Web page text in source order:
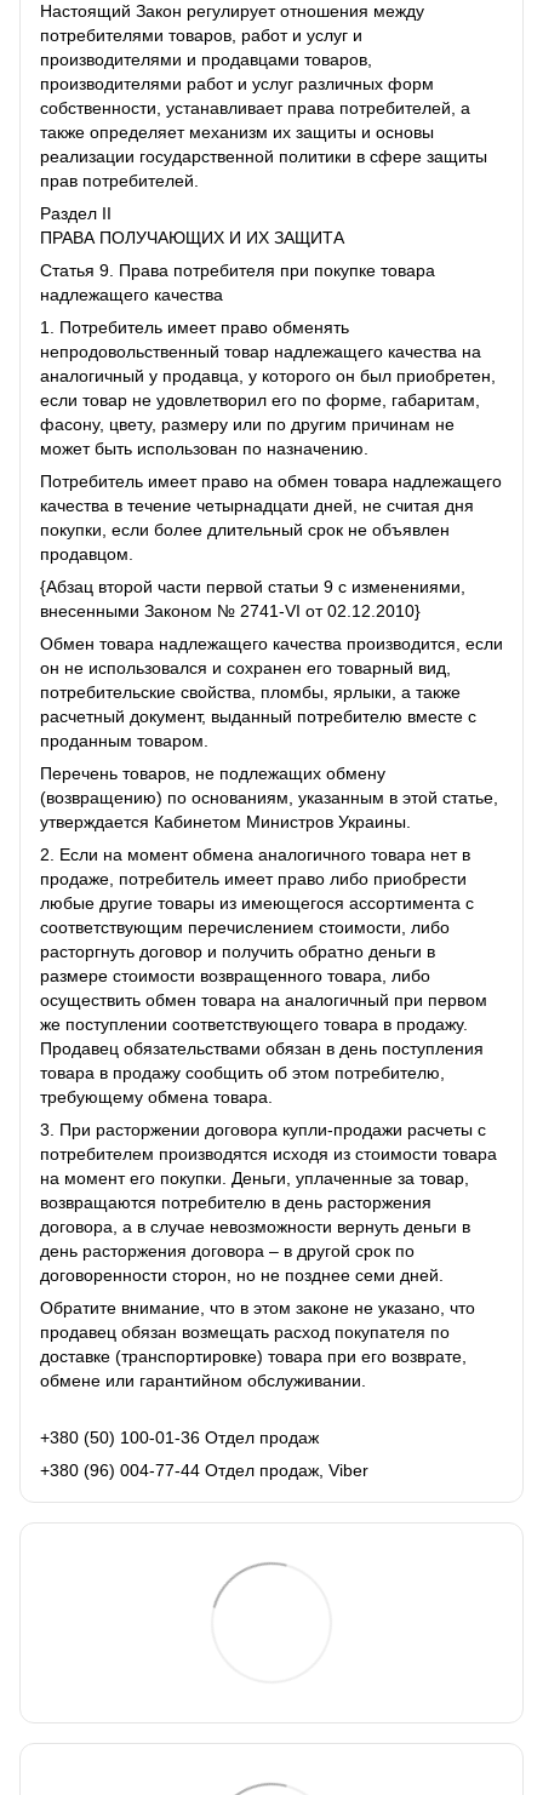
Настоящий Закон регулирует отношения между
потребителями товаров, работ и услуг и
производителями и продавцами товаров,
производителями работ и услуг различных форм
собственности, устанавливает права потребителей, а
также определяет механизм их защиты и основы
реализации государственной политики в сфере защиты
прав потребителей.
Раздел II
ПРАВА ПОЛУЧАЮЩИХ И ИХ ЗАЩИТА
Статья 9. Права потребителя при покупке товара
надлежащего качества
1. Потребитель имеет право обменять
непродовольственный товар надлежащего качества на
аналогичный у продавца, у которого он был приобретен,
если товар не удовлетворил его по форме, габаритам,
фасону, цвету, размеру или по другим причинам не
может быть использован по назначению.
Потребитель имеет право на обмен товара надлежащего
качества в течение четырнадцати дней, не считая дня
покупки, если более длительный срок не объявлен
продавцом.
{Абзац второй части первой статьи 9 с изменениями,
внесенными Законом № 2741-VI от 02.12.2010}
Обмен товара надлежащего качества производится, если
он не использовался и сохранен его товарный вид,
потребительские свойства, пломбы, ярлыки, а также
расчетный документ, выданный потребителю вместе с
проданным товаром.
Перечень товаров, не подлежащих обмену
(возвращению) по основаниям, указанным в этой статье,
утверждается Кабинетом Министров Украины.
2. Если на момент обмена аналогичного товара нет в
продаже, потребитель имеет право либо приобрести
любые другие товары из имеющегося ассортимента с
соответствующим перечислением стоимости, либо
расторгнуть договор и получить обратно деньги в
размере стоимости возвращенного товара, либо
осуществить обмен товара на аналогичный при первом
же поступлении соответствующего товара в продажу.
Продавец обязательствами обязан в день поступления
товара в продажу сообщить об этом потребителю,
требующему обмена товара.
3. При расторжении договора купли-продажи расчеты с
потребителем производятся исходя из стоимости товара
на момент его покупки. Деньги, уплаченные за товар,
возвращаются потребителю в день расторжения
договора, а в случае невозможности вернуть деньги в
день расторжения договора – в другой срок по
договоренности сторон, но не позднее семи дней.
Обратите внимание, что в этом законе не указано, что
продавец обязан возмещать расход покупателя по
доставке (транспортировке) товара при его возврате,
обмене или гарантийном обслуживании.
+380 (50) 100-01-36 Отдел продаж
+380 (96) 004-77-44 Отдел продаж, Viber